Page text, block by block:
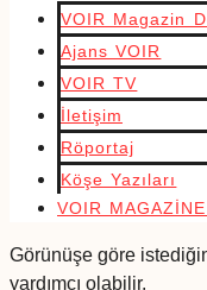
VOIR Magazin
Ajans VOIR
VOIR TV
İletişim
Röportaj
Köşe Yazıları
VOIR
Görünüşe göre
yardımcı olabilir.